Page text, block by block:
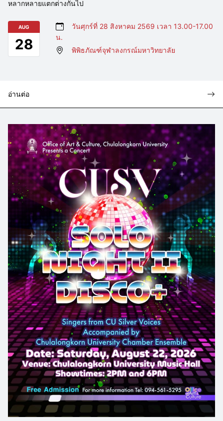
หลากหลายแตกต่างกันไป
AUG
28
วันศุกร์ที่ 28 สิงหาคม 2569 เวลา 13.00-17.00
น.
พิพิธภัณฑ์จุฬาลงกรณ์มหาวิทยาลัย
อ่านต่อ